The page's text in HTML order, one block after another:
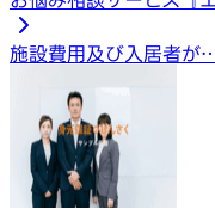
施設費用及び入居者が